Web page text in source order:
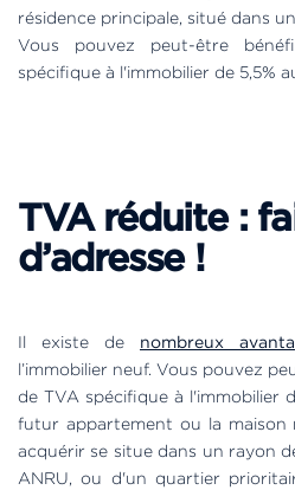
résidence principale, situé dans
Vous pouvez peut-être
spécifique à l'immobilier de 5,5%
TVA réduite :
d’adresse !
Il existe de nombreux
l’immobilier neuf. Vous pouvez
de TVA spécifique à l'immobilier
futur appartement ou la maison
acquérir se situe dans un rayon
ANRU, ou d'un quartier